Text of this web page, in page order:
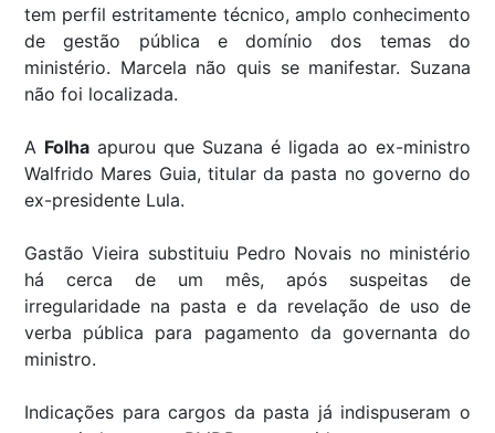
tem perfil estritamente técnico, amplo conhecimento
de gestão pública e domínio dos temas do
ministério. Marcela não quis se manifestar. Suzana
não foi localizada.
A Folha apurou que Suzana é ligada ao ex-ministro
Walfrido Mares Guia, titular da pasta no governo do
ex-presidente Lula.
Gastão Vieira substituiu Pedro Novais no ministério
há cerca de um mês, após suspeitas de
irregularidade na pasta e da revelação de uso de
verba pública para pagamento da governanta do
ministro.
Indicações para cargos da pasta já indispuseram o